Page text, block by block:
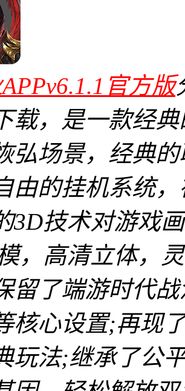
官方版
载，是一款经
弘场景，经典
由的挂机系统
3D技术对游戏
，高清立体，
留了端游时代
核心设置;再现
玩法;继承了公